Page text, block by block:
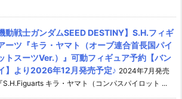
機動戦士ガンダムSEED DESTINY】S.H.フィギ
ーツ『キラ・ヤマト（オーブ連合首長国パイ
トスーツVer.）』可動フィギュア予約【バン
】より2026年12月発売予定♪ 2024年7月発売
S.H.Figuarts キラ・ヤマト（コンパスパイロット ...